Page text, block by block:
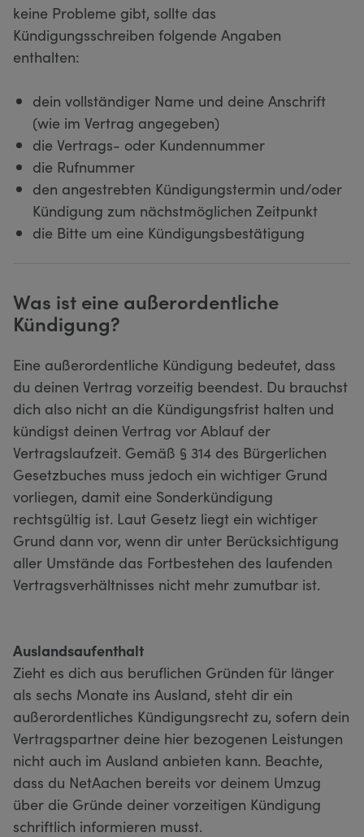
keine Probleme gibt, sollte das
Kündigungsschreiben folgende Angaben
enthalten:
dein vollständiger Name und deine Anschrift
(wie im Vertrag angegeben)
die Vertrags- oder Kundennummer
die Rufnummer
den angestrebten Kündigungstermin und/oder
Kündigung zum nächstmöglichen Zeitpunkt
die Bitte um eine Kündigungsbestätigung
Was ist eine außerordentliche
Kündigung?
Eine außerordentliche Kündigung bedeutet, dass
du deinen Vertrag vorzeitig beendest. Du brauchst
dich also nicht an die Kündigungsfrist halten und
kündigst deinen Vertrag vor Ablauf der
Vertragslaufzeit. Gemäß § 314 des Bürgerlichen
Gesetzbuches muss jedoch ein wichtiger Grund
vorliegen, damit eine Sonderkündigung
rechtsgültig ist. Laut Gesetz liegt ein wichtiger
Grund dann vor, wenn dir unter Berücksichtigung
aller Umstände das Fortbestehen des laufenden
Vertragsverhältnisses nicht mehr zumutbar ist.
Auslandsaufenthalt
Zieht es dich aus beruflichen Gründen für länger
als sechs Monate ins Ausland, steht dir ein
außerordentliches Kündigungsrecht zu, sofern dein
Vertragspartner deine hier bezogenen Leistungen
nicht auch im Ausland anbieten kann. Beachte,
dass du NetAachen bereits vor deinem Umzug
über die Gründe deiner vorzeitigen Kündigung
schriftlich informieren musst.